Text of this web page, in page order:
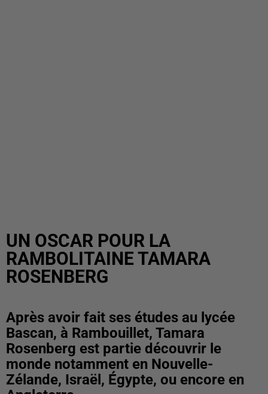
UN OSCAR POUR LA
RAMBOLITAINE TAMARA
ROSENBERG
Après avoir fait ses études au lycée
Bascan, à Rambouillet, Tamara
Rosenberg est partie découvrir le
monde notamment en Nouvelle-
Zélande, Israël, Égypte, ou encore en